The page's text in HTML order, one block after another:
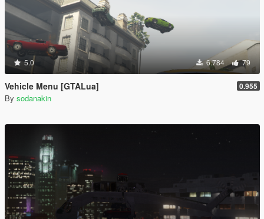
5.0 6.784 79
Vehicle Menu [GTALua] 0.955
By sodanakin